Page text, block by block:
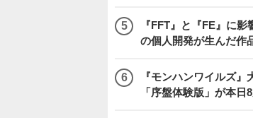
『FFT』と『FE』に
の個人開発が生んだ作
『モンハンワイルズ
「序盤体験版」が本日